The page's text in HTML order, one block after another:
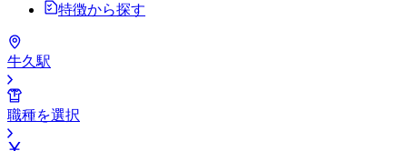
特徴から探す
牛久駅
職種を選択